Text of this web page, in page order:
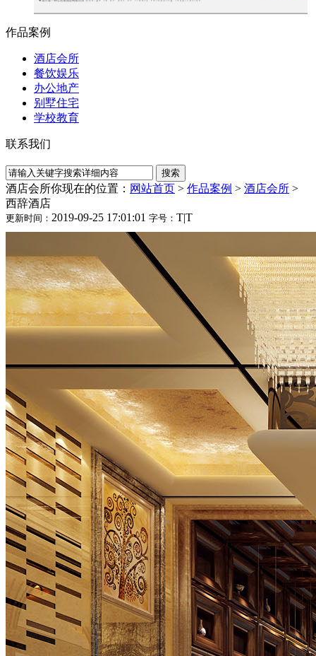
作品案例
酒店会所
餐饮娱乐
办公地产
别墅住宅
学校教育
联系我们
酒店会所你现在的位置： 网站首页 > 作品案例 > 酒店会所 >
西辞酒店
更新时间： 2019-09-25 17:01:01 字号： T|T